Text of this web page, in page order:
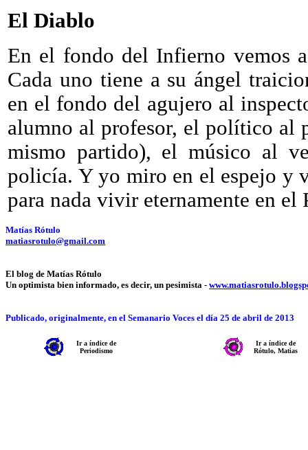
El Diablo
En el fondo del Infierno vemos
Cada uno tiene a su ángel
en el fondo del agujero al
alumno al profesor, el político al
mismo partido), el músico al
policía. Y yo miro en el espejo y
para nada vivir eternamente en el
Matías Rótulo
matiasrotulo@gmail.com
El blog de Matías Rótulo
Un optimista bien informado, es decir, un pesimista -
Publicado, originalmente, en el Semanario Voces el día 25 de abril de 2013
Ir a índice de
Periodismo
Ir a índice de
Rótulo, Matias